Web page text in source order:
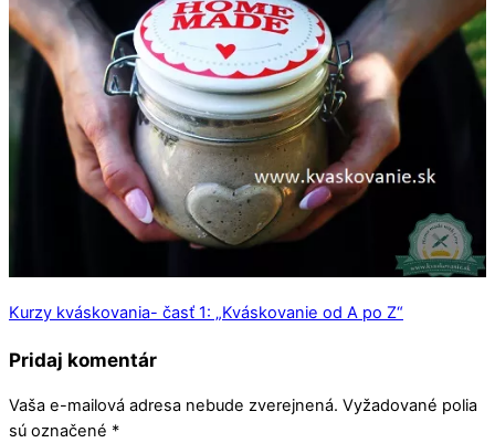
Kurzy kváskovania- časť 1: „Kváskovanie od A po Z“
Pridaj komentár
Vaša e-mailová adresa nebude zverejnená. Vyžadované polia
sú označené *